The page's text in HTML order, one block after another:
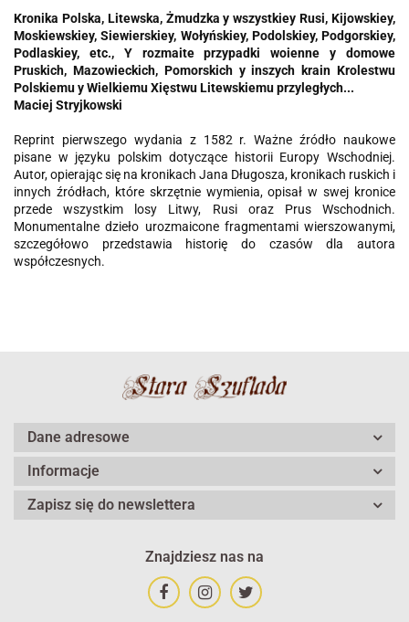
Kronika Polska, Litewska, Żmudzka y wszystkiey Rusi, Kijowskiey,
Moskiewskiey, Siewierskiey, Wołyńskiey, Podolskiey, Podgorskiey,
Podlaskiey, etc., Y rozmaite przypadki woienne y domowe
Pruskich, Mazowieckich, Pomorskich y inszych krain Krolestwu
Polskiemu y Wielkiemu Xięstwu Litewskiemu przyległych...
Maciej Stryjkowski
Reprint pierwszego wydania z 1582 r. Ważne źródło naukowe
pisane w języku polskim dotyczące historii Europy Wschodniej.
Autor, opierając się na kronikach Jana Długosza, kronikach ruskich i
innych źródłach, które skrzętnie wymienia, opisał w swej kronice
przede wszystkim losy Litwy, Rusi oraz Prus Wschodnich.
Monumentalne dzieło urozmaicone fragmentami wierszowanymi,
szczegółowo przedstawia historię do czasów dla autora
współczesnych.
Dane adresowe
Informacje
Zapisz się do newslettera
Znajdziesz nas na